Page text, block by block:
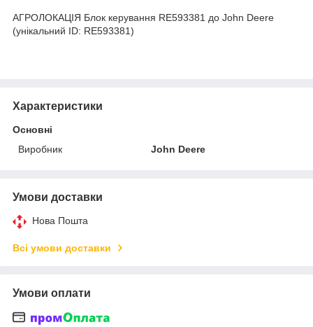
АГРОЛОКАЦІЯ Блок керування RE593381 до John Deere
(унікальний ID: RE593381)
Характеристики
Основні
Виробник
John Deere
Умови доставки
Нова Пошта
Всі умови доставки
Умови оплати